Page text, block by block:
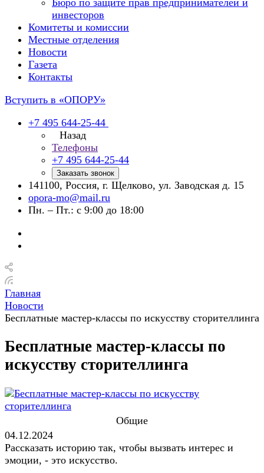
Бюро по защите прав предпринимателей и
инвесторов
Комитеты и комиссии
Местные отделения
Новости
Газета
Контакты
Вступить в «ОПОРУ»
+7 495 644-25-44
Назад
Телефоны
+7 495 644-25-44
Заказать звонок
141100, Россия, г. Щелково, ул. Заводская д. 15
opora-mo@mail.ru
Пн. – Пт.: с 9:00 до 18:00
Главная
Новости
Бесплатные мастер-классы по искусству сторителлинга
Бесплатные мастер-классы по
искусству сторителлинга
Общие
04.12.2024
Рассказать историю так, чтобы вызвать интерес и
эмоции, - это искусство.